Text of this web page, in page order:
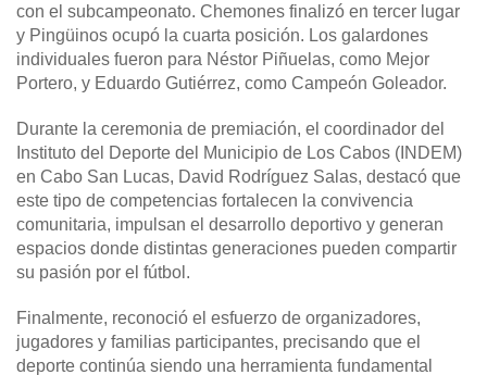
con el subcampeonato. Chemones finalizó en tercer lugar
y Pingüinos ocupó la cuarta posición. Los galardones
individuales fueron para Néstor Piñuelas, como Mejor
Portero, y Eduardo Gutiérrez, como Campeón Goleador.
Durante la ceremonia de premiación, el coordinador del
Instituto del Deporte del Municipio de Los Cabos (INDEM)
en Cabo San Lucas, David Rodríguez Salas, destacó que
este tipo de competencias fortalecen la convivencia
comunitaria, impulsan el desarrollo deportivo y generan
espacios donde distintas generaciones pueden compartir
su pasión por el fútbol.
Finalmente, reconoció el esfuerzo de organizadores,
jugadores y familias participantes, precisando que el
deporte continúa siendo una herramienta fundamental